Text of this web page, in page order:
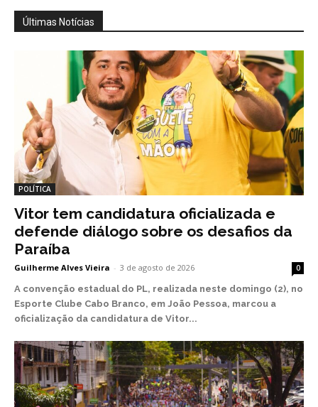
Últimas Notícias
POLÍTICA
Vitor tem candidatura oficializada e
defende diálogo sobre os desafios da
Paraíba
Guilherme Alves Vieira - 3 de agosto de 2026 0
A convenção estadual do PL, realizada neste domingo (2), no
Esporte Clube Cabo Branco, em João Pessoa, marcou a
oficialização da candidatura de Vitor...